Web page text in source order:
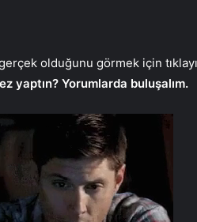
olduğunu görmek için
yaptın? Yorumlarda buluşalım.